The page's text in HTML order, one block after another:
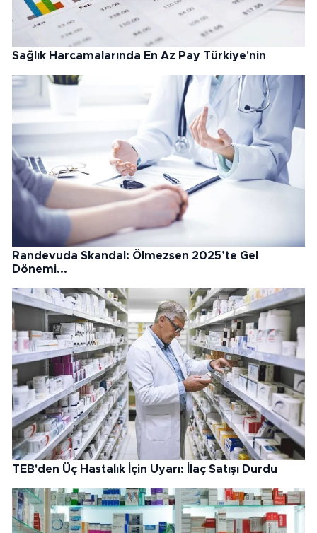
Sağlık Harcamalarında En Az Pay Türkiye'nin
Randevuda Skandal: Ölmezsen 2025’te Gel
Dönemi...
TEB'den Üç Hastalık İçin Uyarı: İlaç Satışı Durdu